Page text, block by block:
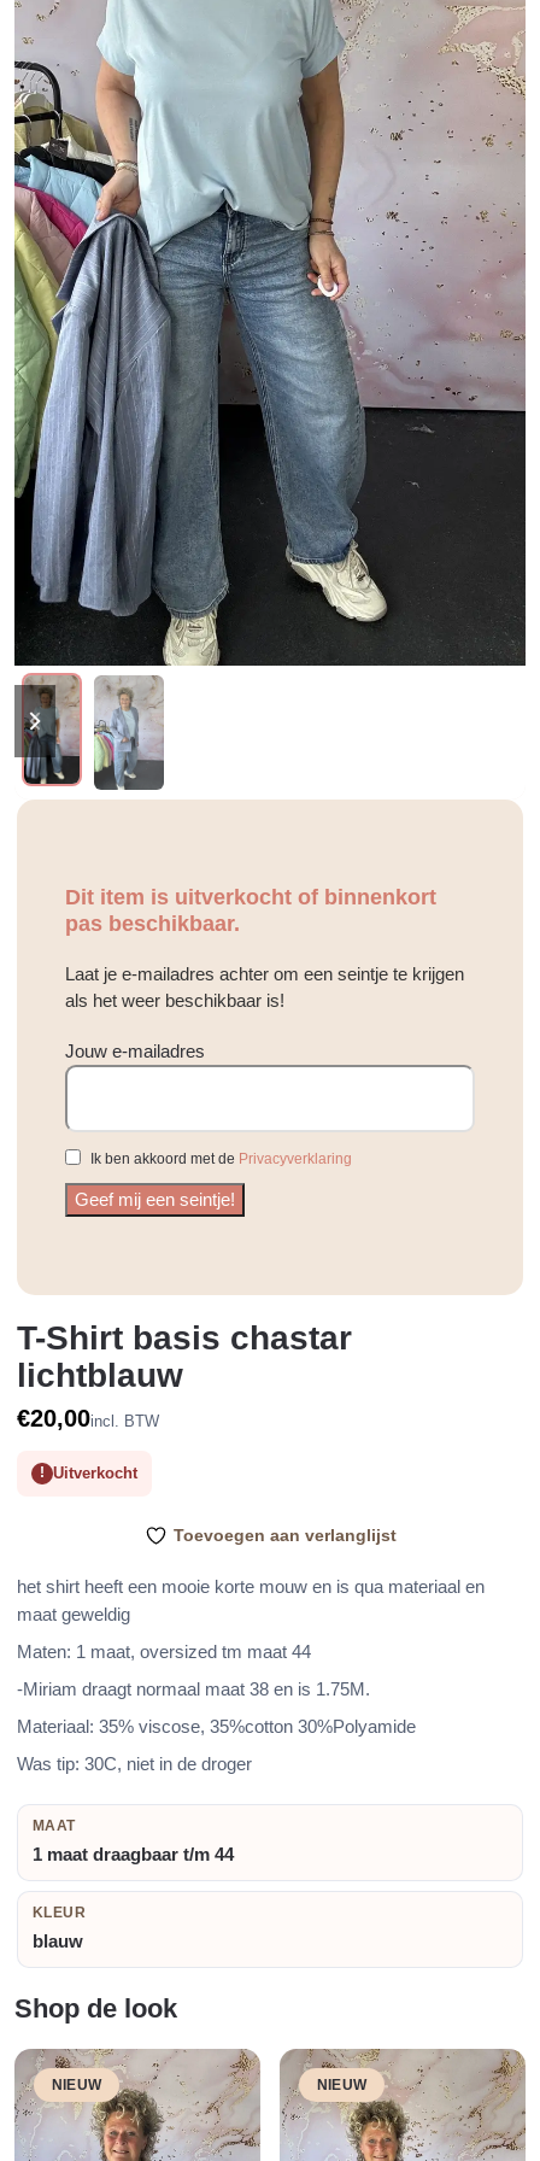
previous
slide
next
slide
T-Shirt basis chastar
lichtblauw
het shirt heeft een mooie korte mouw en is qua materiaal en
maat geweldig
Maten: 1 maat, oversized tm maat 44
-Miriam draagt normaal maat 38 en is 1.75M.
Materiaal: 35% viscose, 35%cotton 30%Polyamide
Was tip: 30C, niet in de droger
€20,00incl. BTW
Uitverkocht
Dit item is uitverkocht of binnenkort
pas beschikbaar.
Laat je e-mailadres achter om een seintje te krijgen
als het weer beschikbaar is!
Jouw e-mailadres
Ik ben akkoord met de Privacyverklaring
Toevoegen aan verlanglijst
MAAT
1 maat draagbaar t/m 44
KLEUR
blauw
Shop de look
NIEUW NIEUW